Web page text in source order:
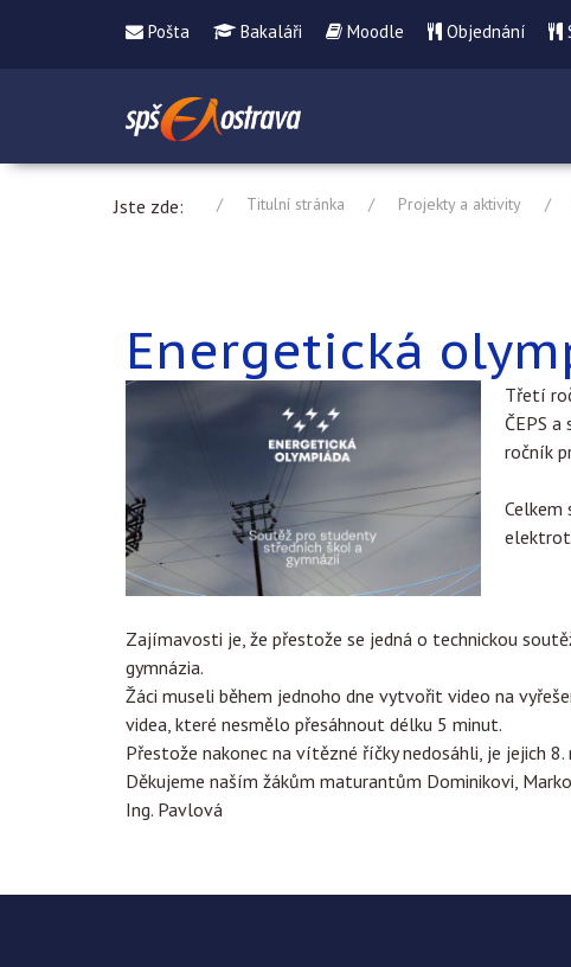
Pošta Bakaláři Moodle Objednání
Jste zde: Titulní stránka Projekty a aktivity
Energetická
Třetí
ČEPS
ročník
Zajímavosti je, že přestože se jedná o technickou
gymnázia.
Žáci museli během jednoho dne vytvořit video na
videa, které nesmělo přesáhnout délku 5 minut.
Přestože nakonec na vítězné říčky nedosáhli, je jejich
Děkujeme naším žákům maturantům Dominikovi,
Ing. Pavlová